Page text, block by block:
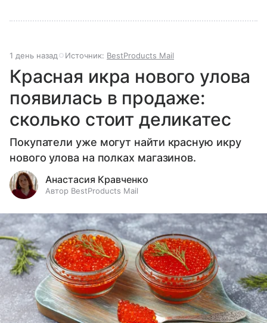
1 день назад Источник: BestProducts Mail
Красная икра нового улова
появилась в продаже:
сколько стоит деликатес
Покупатели уже могут найти красную икру
нового улова на полках магазинов.
Анастасия Кравченко
Автор BestProducts Mail